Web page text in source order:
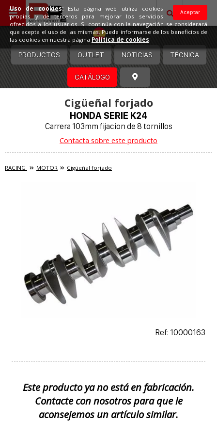
España
PRODUCTOS OUTLET NOTICIAS TÉCNICA
CATÁLOGO
Cigüeñal forjado
HONDA SERIE K24
Carrera 103mm fijacion de 8 tornillos
Contacta sobre este producto
RACING MOTOR Cigüeñal forjado
Ref: 10000163
Este producto ya no está en fabricación.
Contacte con nosotros para que le
aconsejemos un artículo similar.
Aceptar
Uso de cookies:Esta página web utiliza cookies
propias y de terceros para mejorar los servicios
ofrecidos a los usuarios. Si continúa con la navegación se considerará
que acepta el uso de las mismas. Puede informarse de los beneficios de
las cookies en nuestra página Política de cookies.